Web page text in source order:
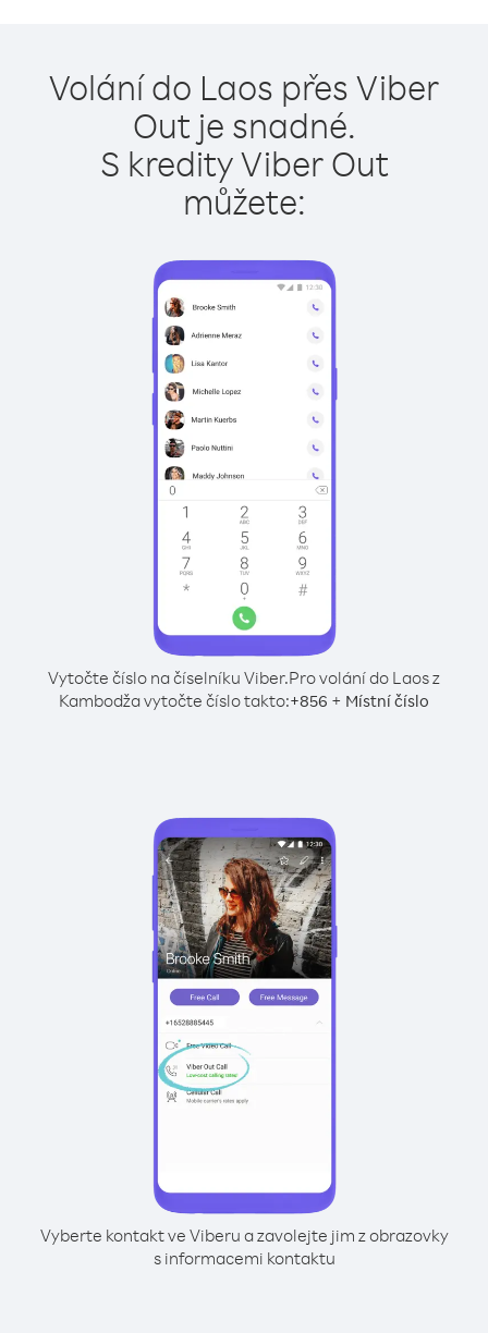
Volání do Laos přes Viber
Out je snadné.
S kredity Viber Out
můžete:
Vytočte číslo na číselníku Viber.Pro volání do Laos z
Kambodža vytočte číslo takto:+856 + Místní číslo
Vyberte kontakt ve Viberu a zavolejte jim z obrazovky
s informacemi kontaktu